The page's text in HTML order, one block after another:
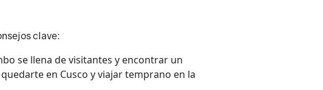
clave:
se llena de visitantes y encontrar un
en Cusco y viajar temprano en la